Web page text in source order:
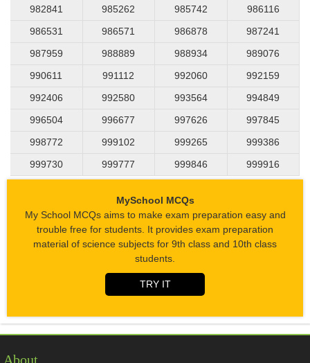
982841
985262 985742
986116
986531
986571 986878
987241
987959
988889 988934
989076
990611
991112 992060
992159
992406
992580 993564
994849
996504
996677 997626
997845
998772
999102 999265
999386
999730
999777 999846 999916
MySchool MCQs
My School MCQs aims to make exam preparation easy and
trouble free for students. It provides exam preparation
material of science subjects for 9th class and 10th class
students.
TRY IT
About